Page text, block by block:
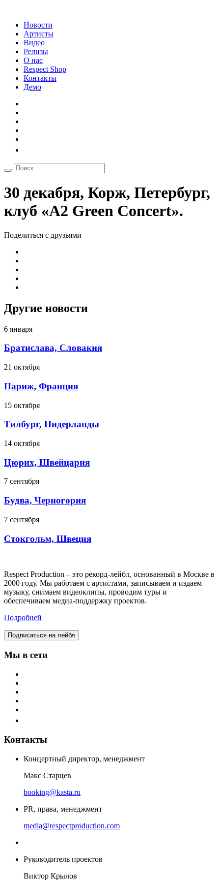
Новости
Артисты
Видео
Релизы
О нас
Respect Shop
Контакты
Демо
30 декабря, Корж, Петербург,
клуб «А2 Green Concert».
Поделиться с друзьями
Другие новости
6 января
Братислава, Словакия
21 октября
Париж, Франция
15 октября
Тилбург, Нидерланды
14 октября
Цюрих, Швейцария
7 сентября
Будва, Черногория
7 сентября
Стокгольм, Швеция
Respect Production – это рекорд-лейбл, основанный в Москве в
2000 году. Мы работаем с артистами, записываем и издаем
музыку, снимаем видеоклипы, проводим туры и
обеспечиваем медиа-поддержку проектов.
Подробней
Подписаться на лейбл
Мы в сети
Контакты
Концертный директор, менеджмент
Макс Старцев
booking@kasta.ru
PR, права, менеджмент
media@respectproduction.com
Руководитель проектов
Виктор Крылов